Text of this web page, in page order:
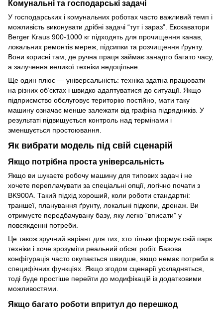
Комунальні та господарські задачі
У господарських і комунальних роботах часто важливий темп і
можливість виконувати дрібні задачі “тут і зараз”. Екскаватори
Berger Kraus 900-1000 кг підходять для прочищення канав,
локальних ремонтів мереж, підсипки та розчищення ґрунту.
Вони корисні там, де ручна праця займає занадто багато часу,
а залучення великої техніки недоцільне.
Ще один плюс — універсальність: техніка здатна працювати
на різних об’єктах і швидко адаптуватися до ситуації. Якщо
підприємство обслуговує територію постійно, мати таку
машину означає менше залежати від графіка підрядників. У
результаті підвищується контроль над термінами і
зменшується простоювання.
Як вибрати модель під свій сценарій
Якщо потрібна проста універсальність
Якщо ви шукаєте робочу машину для типових задач і не
хочете переплачувати за спеціальні опції, логічно почати з
BK900A. Такий підхід хороший, коли роботи стандартні:
траншеї, планування ґрунту, локальні підкопи, дренаж. Ви
отримуєте передбачувану базу, яку легко “вписати” у
повсякденні потреби.
Це також зручний варіант для тих, хто тільки формує свій парк
техніки і хоче зрозуміти реальний обсяг робіт. Базова
конфігурація часто окупається швидше, якщо немає потреби в
специфічних функціях. Якщо згодом сценарії ускладняться,
тоді буде простіше перейти до модифікацій із додатковими
можливостями.
Якщо багато роботи впритул до перешкод